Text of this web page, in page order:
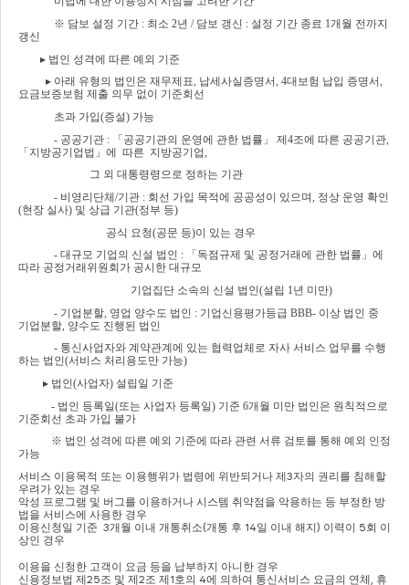
※ 담보 설정 기간 : 최소 2년 / 담보 갱신 : 설정 기간 종료 1개월 전까지
갱신
▸ 법인 성격에 따른 예외 기준
▸ 아래 유형의 법인은 재무제표, 납세사실증명서, 4대보험 납입 증명서
요금보증보험 제출 의무 없이 기준회선
초과 가입(증설) 가능
- 공공기관 : 「공공기관의 운영에 관한 법률 」 제4조에 따른 공공기관
「지방공기업법 」 에  따른  지방공기업
그 외 대통령령으로 정하는 기관
- 비영리단체 /기관 : 회선 가입 목적에 공공성이 있으며, 정상 운영 확인
(현장 실사) 및 상급 기관(정부 등)
공식 요청(공문 등)이 있는 경우
- 대규모 기업의 신설 법인 : 「 독점규제 및 공정거래에 관한 법률 」 에
따라 공정거래위원회가 공시한 대규모
기업집단 소속의 신설 법인(설립 1년 미만)
- 기업분할 영업 양수도 법인 : 기업신용평가등급 BBB- 이상 법인 중
기업분할 양수도 진행된 법인
- 통신사업자와 계약관계에 있는 협력업체로 자사 서비스 업무를 수행
하는 법인(서비스 처리용도만 가능)
▸ 법인(사업자) 설립일 기준
- 법인 등록일(또는 사업자 등록일) 기준 6개월 미만 법인은 원칙적으로
기준회선 초과 가입 불가
※ 법인 성격에 따른 예외 기준에 따라 관련 서류 검토를 통해 예외 인정
가능
서비스 이용목적 또는 이용행위가 법령에 위반되거나 제3자의 권리를 침해할
우려가 있는 경우
악성 프로그램 및 버그를 이용하거나 시스템 취약점을 악용하는 등 부정한 방
법을 서비스에 사용한 경우
이용신청일 기준 3개월 이내 개통취소(개통 후 14일 이내 해지) 이력이 5회 이
상인 경우
이용을 신청한 고객이 요금 등을 납부하지 아니한 경우
신용정보법 제25조 및 제2조 제1호의 4에 의하여 통신서비스 요금의 연체, 휴